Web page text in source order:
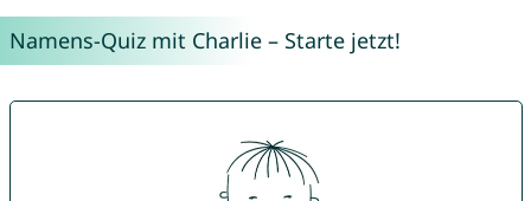
Namens-Quiz mit Charlie – Starte jetzt!